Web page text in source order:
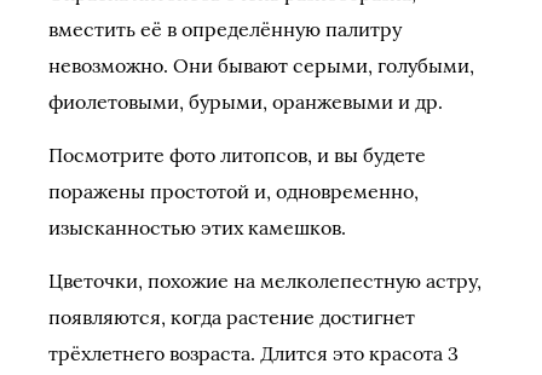
вместить её в определённую палитру
невозможно. Они бывают серыми, голубыми,
фиолетовыми, бурыми, оранжевыми и др.
Посмотрите фото литопсов, и вы будете
поражены простотой и, одновременно,
изысканностью этих камешков.
Цветочки, похожие на мелколепестную астру,
появляются, когда растение достигнет
трёхлетнего возраста. Длится это красота 3